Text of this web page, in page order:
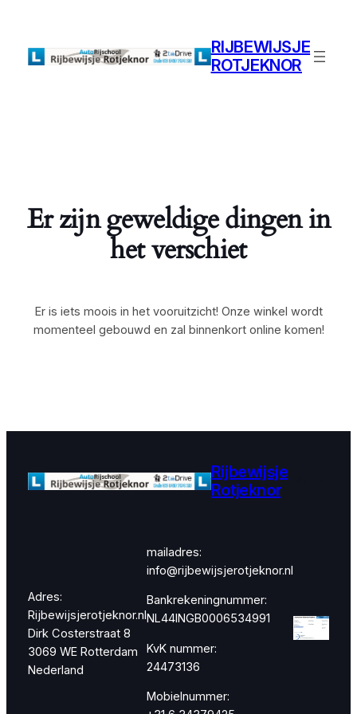
RIJBEWIJSJE
ROTJEKNOR
Er zijn geweldige dingen in
het verschiet
Er is iets moois in het vooruitzicht! Onze winkel wordt
momenteel gebouwd en zal binnenkort online komen!
Rijbewijsje
Rotjeknor
Adres:
Rijbewijsjerotjeknor.nl
Dirk Costerstraat 8
3069 WE Rotterdam
Nederland
mailadres:
info@rijbewijsjerotjeknor.nl
Bankrekeningnummer:
NL44INGB0006534991
KvK nummer:
24473136
Mobielnummer: